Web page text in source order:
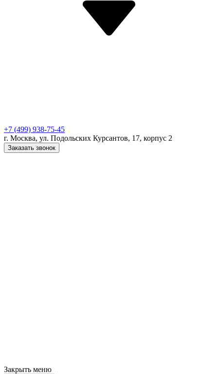
+7 (499) 938-75-45
г. Москва, ул. Подольских Курсантов, 17, корпус 2
Заказать звонок
Закрыть меню